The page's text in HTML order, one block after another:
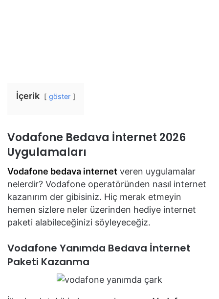
İçerik göster
Vodafone Bedava İnternet 2026
Uygulamaları
Vodafone bedava internet veren uygulamalar
nelerdir? Vodafone operatöründen nasıl internet
kazanırım der gibisiniz. Hiç merak etmeyin
hemen sizlere neler üzerinden hediye internet
paketi alabileceğinizi söyleyeceğiz.
Vodafone Yanımda Bedava İnternet
Paketi Kazanma